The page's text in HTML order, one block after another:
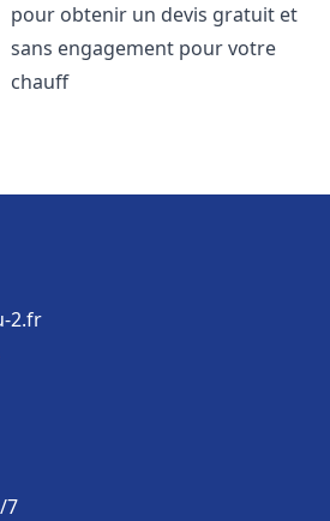
pour obtenir un devis gratuit et
sans engagement pour votre
chauff
2.fr
7